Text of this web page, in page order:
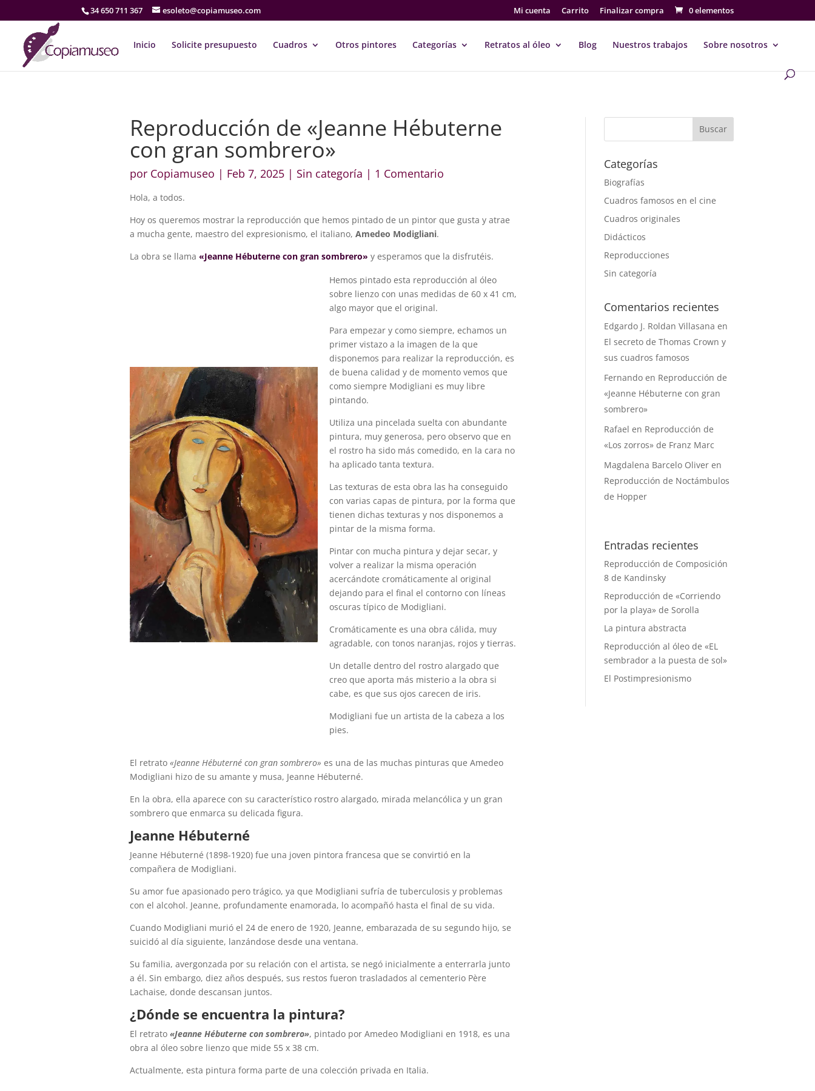
34 650 711 367 esoleto@copiamuseo.com Mi cuenta Carrito Finalizar compra 0 elementos
Inicio Solicite presupuesto Cuadros Otros pintores Categorías Retratos al óleo Blog Nuestros trabajos Sobre nosotros
Reproducción de «Jeanne Hébuterne
con gran sombrero»
por Copiamuseo | Feb 7, 2025 | Sin categoría | 1 Comentario
​Hola, a todos.
Hoy os queremos mostrar la reproducción que hemos pintado de un pintor que gusta y atrae
a mucha gente, maestro del expresionismo, el italiano,Amedeo Modigliani.
La obra se llama«Jeanne Hébuterne con gran sombrero» y esperamos que la disfrutéis.
Hemos pintado esta reproducción al óleo
sobre lienzo con unas medidas de 60 x 41 cm,
algo mayor que el original.
Para empezar y como siempre, echamos un
primer vistazo a la imagen de la que
disponemos para realizar la reproducción, es
de buena calidad y de momento vemos que
como siempre Modigliani es muy libre
pintando.
Utiliza una pincelada suelta con abundante
pintura, muy generosa, pero observo que en
el rostro ha sido más comedido, en la cara no
ha aplicado tanta textura.
Las texturas de esta obra las ha conseguido
con varias capas de pintura, por la forma que
tienen dichas texturas y nos disponemos a
pintar de la misma forma.
Pintar con mucha pintura y dejar secar, y
volver a realizar la misma operación
acercándote cromáticamente al original
dejando para el final el contorno con líneas
oscuras típico de Modigliani.
Cromáticamente es una obra cálida, muy
agradable, con tonos naranjas, rojos y tierras.
Un detalle dentro del rostro alargado que
creo que aporta más misterio a la obra si
cabe, es que sus ojos carecen de iris.
Modigliani fue un artista de la cabeza a los
pies.
El retrato«Jeanne Hébuterné con gran sombrero» es una de las muchas pinturas que Amedeo
Modigliani hizo de su amante y musa, Jeanne Hébuterné.
En la obra, ella aparece con su característico rostro alargado, mirada melancólica y un gran
sombrero que enmarca su delicada figura.
Jeanne Hébuterné
Jeanne Hébuterné (1898-1920) fue una joven pintora francesa que se convirtió en la
compañera de Modigliani.
Su amor fue apasionado pero trágico, ya que Modigliani sufría de tuberculosis y problemas
con el alcohol. Jeanne, profundamente enamorada, lo acompañó hasta el final de su vida.
Cuando Modigliani murió el 24 de enero de 1920, Jeanne, embarazada de su segundo hijo, se
suicidó al día siguiente, lanzándose desde una ventana.
Su familia, avergonzada por su relación con el artista, se negó inicialmente a enterrarla junto
a él. Sin embargo, diez años después, sus restos fueron trasladados al cementerio Père
Lachaise, donde descansan juntos.
¿Dónde se encuentra la pintura?
El retrato«Jeanne Hébuterne con sombrero», pintado por Amedeo Modigliani en 1918, es una
obra al óleo sobre lienzo que mide 55 x 38 cm.
Actualmente, esta pintura forma parte de una colección privada en Italia.
Buscar
Categorías
Biografías
Cuadros famosos en el cine
Cuadros originales
Didácticos
Reproducciones
Sin categoría
Comentarios recientes
Edgardo J. Roldan Villasana en
El secreto de Thomas Crown y
sus cuadros famosos
Fernandoen Reproducción de
«Jeanne Hébuterne con gran
sombrero»
Rafael en Reproducción de
«Los zorros» de Franz Marc
Magdalena Barcelo Oliveren
Reproducción de Noctámbulos
de Hopper
Entradas recientes
Reproducción de Composición
8 de Kandinsky
Reproducción de «Corriendo
por la playa» de Sorolla
La pintura abstracta
Reproducción al óleo de «EL
sembrador a la puesta de sol»
El Postimpresionismo